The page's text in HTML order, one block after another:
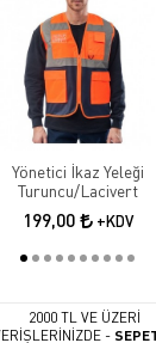
Yönetici İkaz Yeleği
Turuncu/Lacivert
199,00 +KDV
2000 TL VE ÜZERİ
-